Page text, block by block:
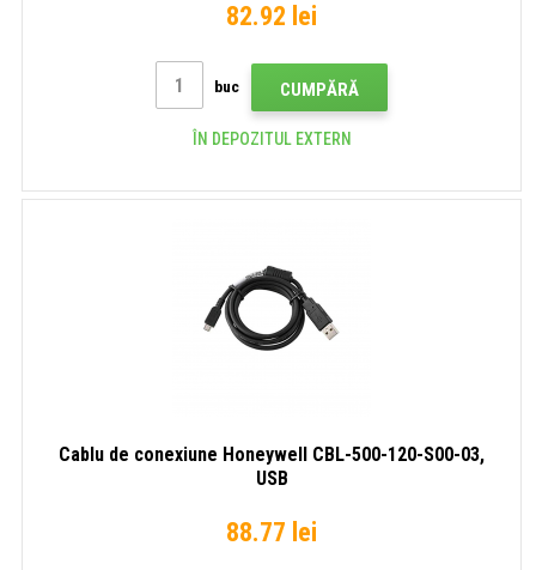
82.92 lei
buc CUMPĂRĂ
ÎN DEPOZITUL EXTERN
Cablu de conexiune Honeywell CBL-500-120-S00-03,
USB
88.77 lei